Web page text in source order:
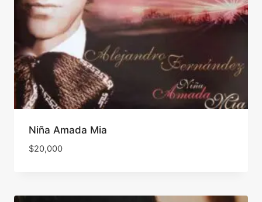
Niña Amada Mia
$20,000